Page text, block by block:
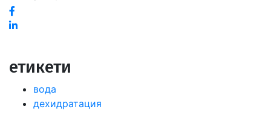
етикети
вода
дехидратация